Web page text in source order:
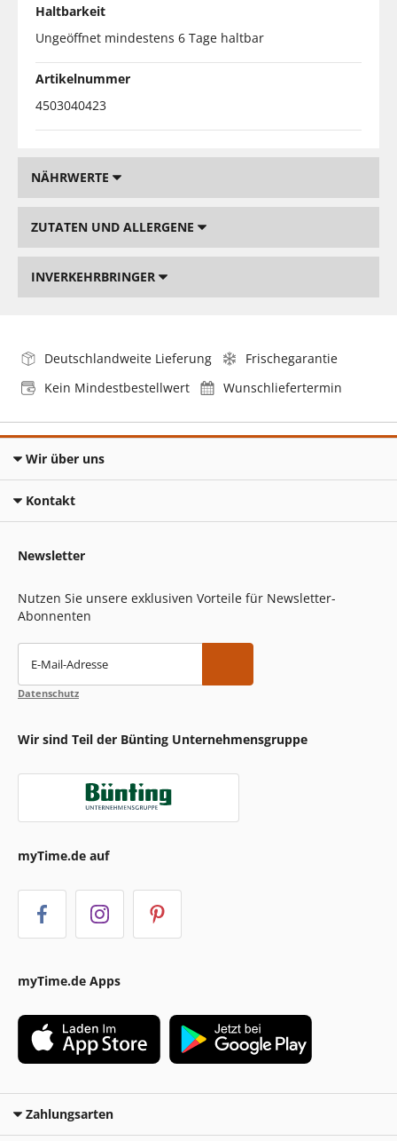
Haltbarkeit
Ungeöffnet mindestens 6 Tage haltbar
Artikelnummer
4503040423
NÄHRWERTE
ZUTATEN UND ALLERGENE
INVERKEHRBRINGER
Deutschlandweite Lieferung
Frischegarantie
Kein Mindestbestellwert
Wunschliefertermin
Wir über uns
Kontakt
Newsletter
Nutzen Sie unsere exklusiven Vorteile für Newsletter-
Abonnenten
E-Mail-Adresse
Datenschutz
Wir sind Teil der Bünting Unternehmensgruppe
myTime.de auf
myTime.de Apps
Zahlungsarten